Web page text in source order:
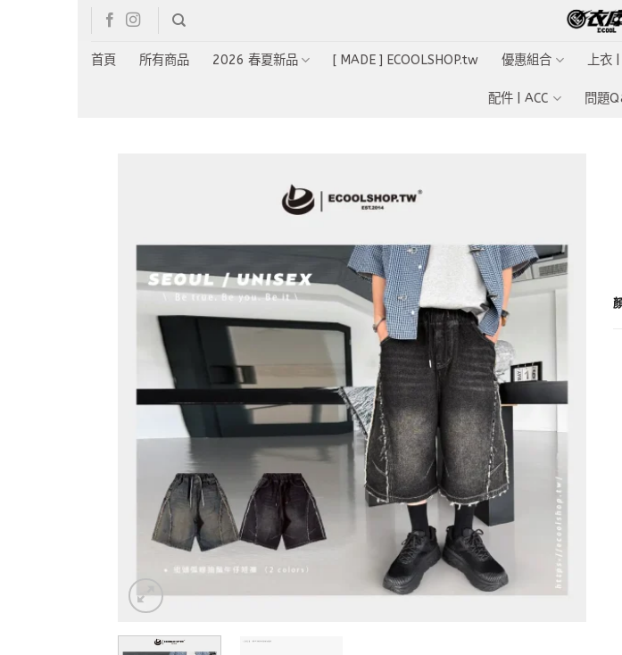
Skip
to
content
首頁 所有商品 2026 春夏新品 [ MADE ] ECOOLSHOP.tw 優惠組合 上衣
配件 | ACC 問題